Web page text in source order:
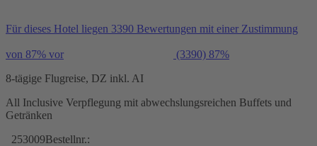
Für dieses Hotel liegen 3390 Bewertungen mit einer Zustimmung
von 87% vor (3390) 87%
8-tägige Flugreise, DZ inkl. AI
All Inclusive Verpflegung mit abwechslungsreichen Buffets und
Getränken
253009Bestellnr.: